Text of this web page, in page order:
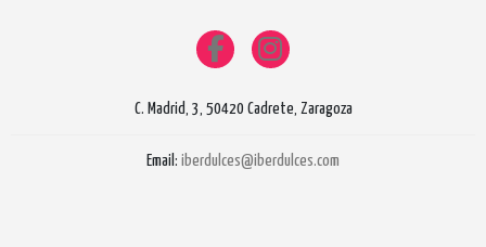
C. Madrid, 3, 50420 Cadrete, Zaragoza
Email: iberdulces@iberdulces.com